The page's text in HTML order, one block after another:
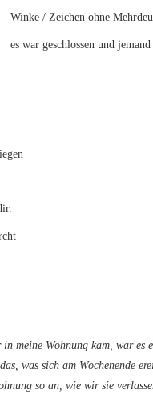
Winke / Zeichen ohne
es war geschlossen und jemand
meine Wohnung kam, war es
was sich am Wochenende
so an, wie wir sie